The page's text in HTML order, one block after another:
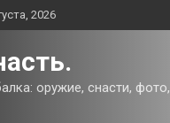
2026
оружие, снасти,